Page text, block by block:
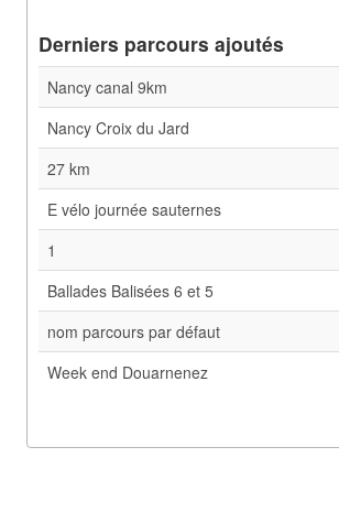
Derniers parcours ajoutés
Nancy canal 9km
Nancy Croix du Jard
27 km
E vélo journée sauternes
1
Ballades Balisées 6 et 5
nom parcours par défaut
Week end Douarnenez